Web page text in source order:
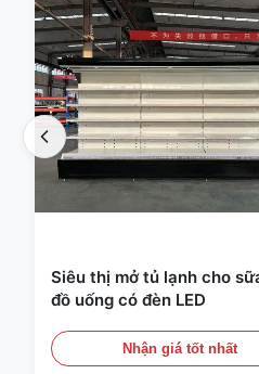
Siêu thị mở tủ lạnh cho
đồ uống có đèn LED
Nhận giá tốt nhất